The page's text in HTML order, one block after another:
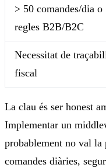
> 50 comandes/dia o
regles B2B/B2C
Necessitat de
fiscal
La clau és ser honest
Implementar un
probablement no val la
comandes diàries,